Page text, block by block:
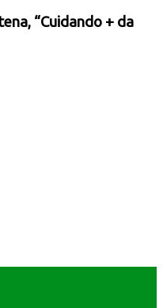
“Cuidando + da